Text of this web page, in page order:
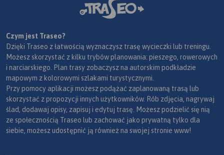
Czym jest Traseo?
Dzięki Traseo z łatwością wyznaczysz trasę wycieczki lub treningu.
Możesz skorzystać z kilku trybów planowania: pieszego, rowerowych
i narciarskiego. Plan trasy zobaczysz na autorskim podkładzie
mapowym z kolorowymi szlakami turystycznymi.
Przy pomocy aplikacji możesz podążać zaplanowaną trasą lub
skorzystać z propozycji innych użytkowników. Rób zdjęcia, nagrywaj
ślad, dodawaj opisy, zapisuj i edytuj trasę. Możesz podzielić się nią
ze społecznością Traseo lub zachować jako prywatną tylko dla
siebie, możesz udostępnić ją również na swojej stronie www!